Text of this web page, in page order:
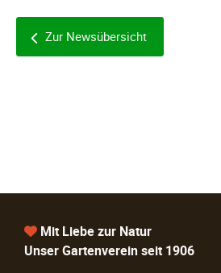
Zur Newsübersicht
Mit Liebe zur Natur
Unser Gartenverein seit 1906